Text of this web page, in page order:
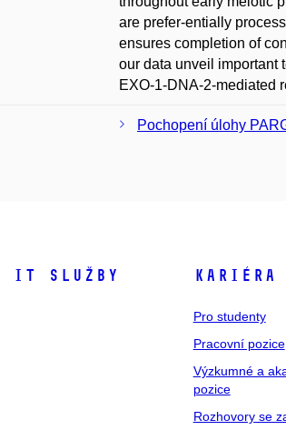
are prefer-entially
ensures completion of
our data unveil important
EXO-1-DNA-2-mediated
Pochopení úlohy
IT služby Kariéra
Pro studenty
Pracovní pozice
Výzkumné a
pozice
Rozhovory se